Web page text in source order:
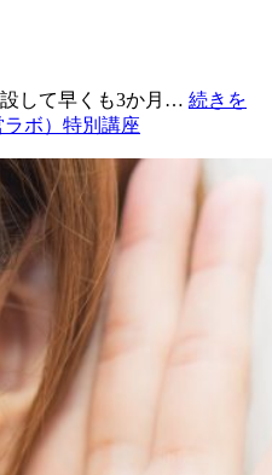
して早くも3か月… 続きを
ボ）特別講座